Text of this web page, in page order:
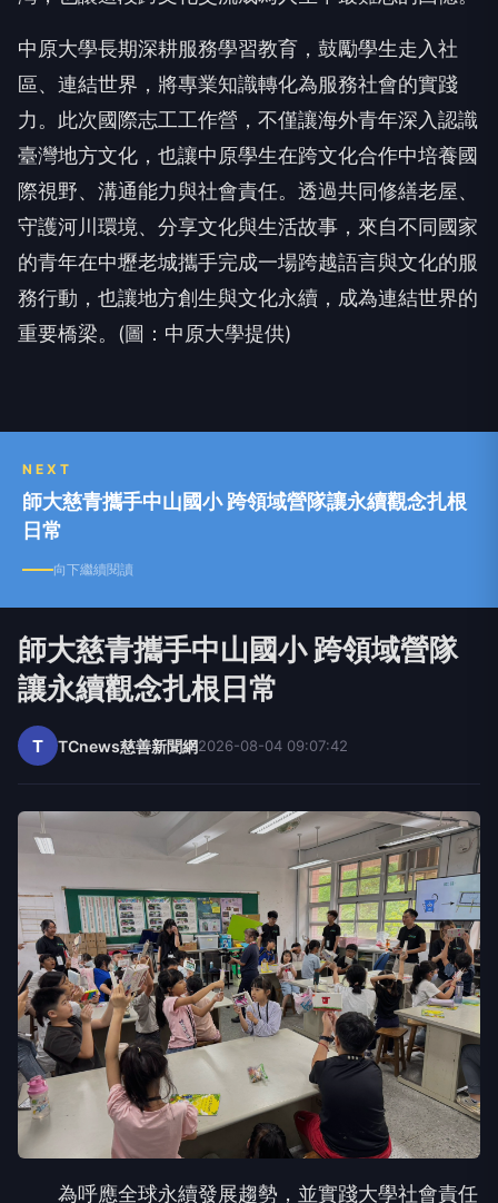
中原大學長期深耕服務學習教育，鼓勵學生走入社
區、連結世界，將專業知識轉化為服務社會的實踐
力。此次國際志工工作營，不僅讓海外青年深入認識
臺灣地方文化，也讓中原學生在跨文化合作中培養國
際視野、溝通能力與社會責任。透過共同修繕老屋、
守護河川環境、分享文化與生活故事，來自不同國家
的青年在中壢老城攜手完成一場跨越語言與文化的服
務行動，也讓地方創生與文化永續，成為連結世界的
重要橋梁。(圖：中原大學提供)
NEXT
師大慈青攜手中山國小 跨領域營隊讓永續觀念扎根
日常
向下繼續閱讀
師大慈青攜手中山國小 跨領域營隊
讓永續觀念扎根日常
為呼應全球永續發展趨勢，並實踐大學社會責任
（USR），國立臺灣師範大學慈青社於 2026 年 7 月